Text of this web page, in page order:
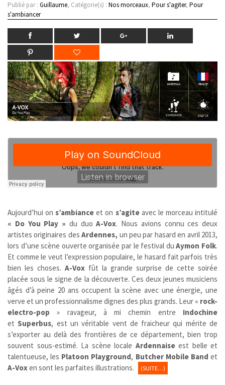
Publié par : Guillaume, Catégorie(s) : Nos morceaux, Pour s'agiter, Pour
s'ambiancer
Aujourd’hui ons’ambiance et on s’agiteavec le morceau intitulé
« Do You Play » du duoA-Vox. Nous avions connu ces deux
artistes originaires desArdennes, un peu par hasard en avril 2013,
lors d’une scène ouverte organisée par le festival duAymon Folk.
Et comme le veut l’expression populaire, le hasard fait parfois très
bien les choses. A-Vox fût la grande surprise de cette soirée
placée sous le signe de la découverte. Ces deux jeunes musiciens
âgés d’à peine 20 ans occupent la scène avec une énergie, une
verve et un professionnalisme dignes des plus grands. Leur « rock-
electro-pop » ravageur, à mi chemin entre Indochine
etSuperbus, est un véritable vent de fraicheur qui mérite de
s’exporter au delà des frontières de ce département, bien trop
souvent sous-estimé. La scène locale Ardennaiseest belle et
talentueuse, les Platoon Playground, Butcher Mobile Band et
A-Voxen sont les parfaites illustrations. (SUITE…)